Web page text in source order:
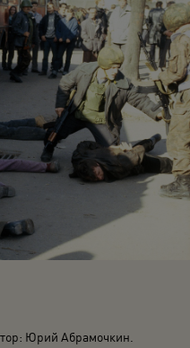
Юрий Абрамочкин.